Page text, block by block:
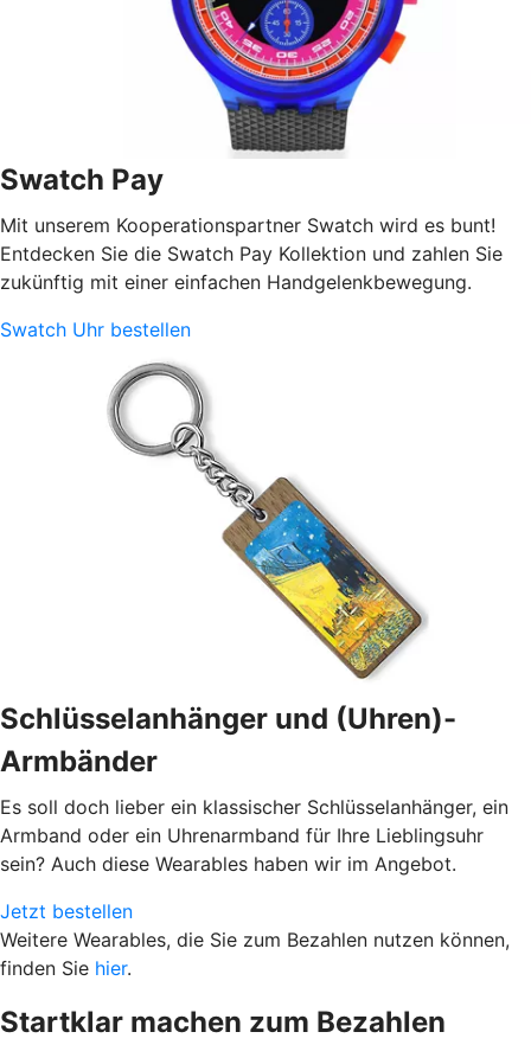
Swatch Pay
Mit unserem Kooperationspartner Swatch wird es bunt!
Entdecken Sie die Swatch Pay Kollektion und zahlen Sie
zukünftig mit einer einfachen Handgelenkbewegung.
Swatch Uhr bestellen
Schlüsselanhänger und (Uhren)-
Armbänder
Es soll doch lieber ein klassischer Schlüsselanhänger, ein
Armband oder ein Uhrenarmband für Ihre Lieblingsuhr
sein? Auch diese Wearables haben wir im Angebot.
Jetzt bestellen
Weitere Wearables, die Sie zum Bezahlen nutzen können,
finden Sie hier.
Startklar machen zum Bezahlen